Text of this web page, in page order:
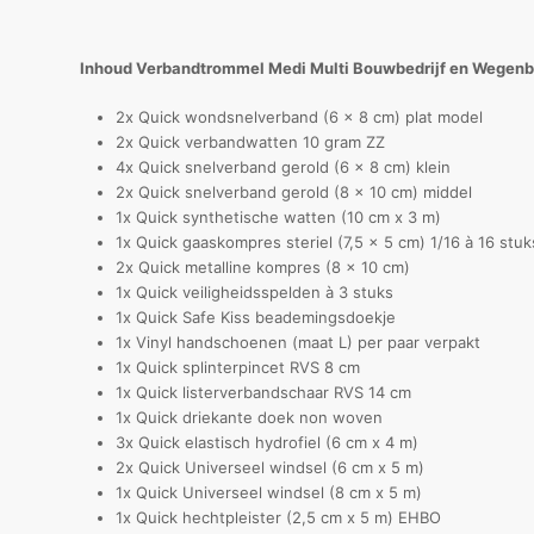
Inhoud Verbandtrommel Medi Multi Bouwbedrijf en
2x Quick wondsnelverband (6 x 8 cm) plat model
2x Quick verbandwatten 10 gram ZZ
4x Quick snelverband gerold (6 x 8 cm) klein
2x Quick snelverband gerold (8 x 10 cm) middel
1x Quick synthetische watten (10 cm x 3 m)
1x Quick gaaskompres steriel (7,5 x 5 cm) 1/16 à 16
2x Quick metalline kompres (8 x 10 cm)
1x Quick veiligheidsspelden à 3 stuks
1x Quick Safe Kiss beademingsdoekje
1x Vinyl handschoenen (maat L) per paar verpakt
1x Quick splinterpincet RVS 8 cm
1x Quick listerverbandschaar RVS 14 cm
1x Quick driekante doek non woven
3x Quick elastisch hydrofiel (6 cm x 4 m)
2x Quick Universeel windsel (6 cm x 5 m)
1x Quick Universeel windsel (8 cm x 5 m)
1x Quick hechtpleister (2,5 cm x 5 m) EHBO